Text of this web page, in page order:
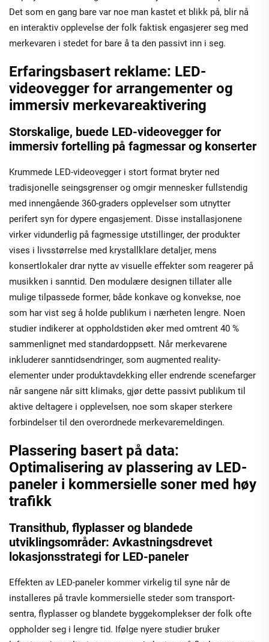
Det som en gang bare var noe man kastet et blikk på, blir nå
en interaktiv opplevelse der folk faktisk engasjerer seg med
merkevaren i stedet for bare å ta den passivt inn i seg.
Erfaringsbasert reklame: LED-
videovegger for arrangementer og
immersiv merkevareaktivering
Storskalige, buede LED-videovegger for
immersiv fortelling på fagmessar og konserter
Krummede LED-videovegger i stort format bryter ned
tradisjonelle seingsgrenser og omgir mennesker fullstendig
med innengående 360-graders opplevelser som utnytter
perifert syn for dypere engasjement. Disse installasjonene
virker vidunderlig på fagmessige utstillinger, der produkter
vises i livsstørrelse med krystallklare detaljer, mens
konsertlokaler drar nytte av visuelle effekter som reagerer på
musikken i sanntid. Den modulære designen tillater alle
mulige tilpassede former, både konkave og konvekse, noe
som har vist seg å holde publikum i nærheten lengre. Noen
studier indikerer at oppholdstiden øker med omtrent 40 %
sammenlignet med standardoppsett. Når merkevarene
inkluderer sanntidsendringer, som augmented reality-
elementer under produktavdekking eller endrende scenefarger
når sangene når sitt klimaks, gjør dette passivt publikum til
aktive deltagere i opplevelsen, noe som skaper sterkere
forbindelser til den overordnede merkevaremeldingen.
Plassering basert på data:
Optimalisering av plassering av LED-
paneler i kommersielle soner med høy
trafikk
Transithub, flyplasser og blandede
utviklingsområder: Avkastningsdrevet
lokasjonsstrategi for LED-paneler
Effekten av LED-paneler kommer virkelig til syne når de
installeres på travle kommersielle steder som transport-
sentra, flyplasser og blandete byggekomplekser der folk ofte
oppholder seg i lengre tid. Ifølge nyere studier bruker